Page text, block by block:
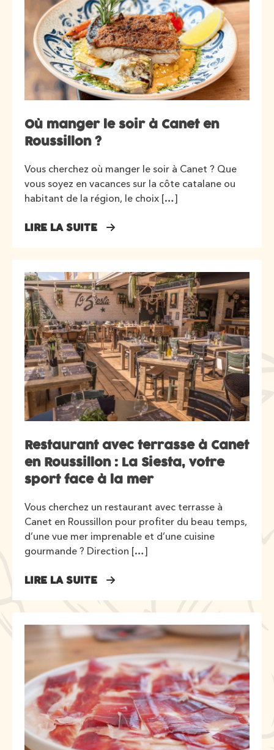
Où manger le soir à Canet en
Roussillon ?
Vous cherchez où manger le soir à Canet ? Que
vous soyez en vacances sur la côte catalane ou
habitant de la région, le choix […]
LIRE LA SUITE
Restaurant avec terrasse à Canet
en Roussillon : La Siesta, votre
sport face à la mer
Vous cherchez un restaurant avec terrasse à
Canet en Roussillon pour profiter du beau temps,
d’une vue mer imprenable et d’une cuisine
gourmande ? Direction […]
LIRE LA SUITE